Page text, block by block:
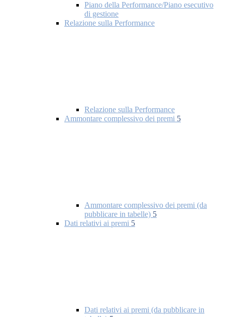
Piano della Performance/Piano esecutivo
di gestione
Relazione sulla Performance
Relazione sulla Performance
Ammontare complessivo dei premi 5
Ammontare complessivo dei premi (da
pubblicare in tabelle) 5
Dati relativi ai premi 5
Dati relativi ai premi (da pubblicare in